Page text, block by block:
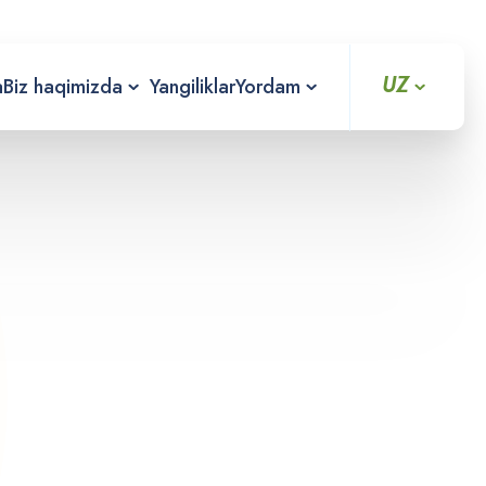
Biz haqimizda YangiliklarYordam UZ